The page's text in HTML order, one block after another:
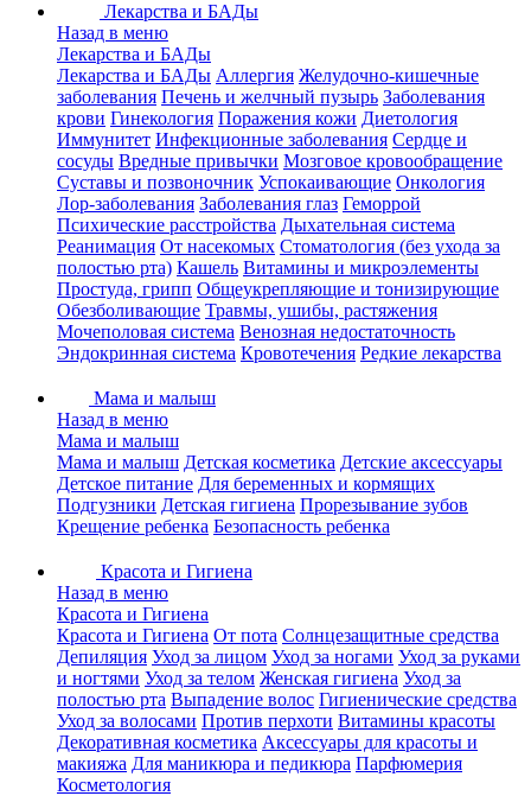
Лекарства и БАДы
Назад в меню
Лекарства и БАДы
Лекарства и БАДы Аллергия Желудочно-кишечные
заболевания Печень и желчный пузырь Заболевания
крови Гинекология Поражения кожи Диетология
Иммунитет Инфекционные заболевания Сердце и
сосуды Вредные привычки Мозговое кровообращение
Суставы и позвоночник Успокаивающие Онкология
Лор-заболевания Заболевания глаз Геморрой
Психические расстройства Дыхательная система
Реанимация От насекомых Стоматология (без ухода за
полостью рта) Кашель Витамины и микроэлементы
Простуда, грипп Общеукрепляющие и тонизирующие
Обезболивающие Травмы, ушибы, растяжения
Мочеполовая система Венозная недостаточность
Эндокринная система Кровотечения Редкие лекарства
Мама и малыш
Назад в меню
Мама и малыш
Мама и малыш Детская косметика Детские аксессуары
Детское питание Для беременных и кормящих
Подгузники Детская гигиена Прорезывание зубов
Крещение ребенка Безопасность ребенка
Красота и Гигиена
Назад в меню
Красота и Гигиена
Красота и Гигиена От пота Солнцезащитные средства
Депиляция Уход за лицом Уход за ногами Уход за руками
и ногтями Уход за телом Женская гигиена Уход за
полостью рта Выпадение волос Гигиенические средства
Уход за волосами Против перхоти Витамины красоты
Декоративная косметика Аксессуары для красоты и
макияжа Для маникюра и педикюра Парфюмерия
Косметология